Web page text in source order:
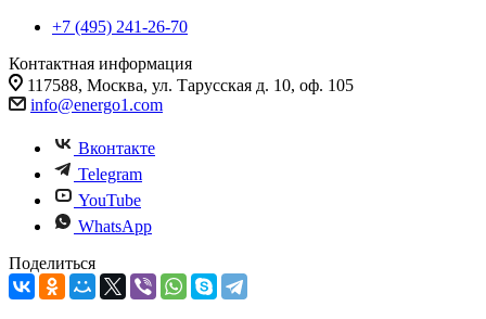
+7 (495) 241-26-70
Контактная информация
117588, Москва, ул. Тарусская д. 10, оф. 105
info@energo1.com
Вконтакте
Telegram
YouTube
WhatsApp
Поделиться